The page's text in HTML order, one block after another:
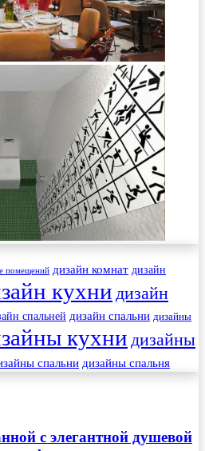
помещений дизайн комнат дизайн
кухни дизайн
спальней дизайн спальни дизайны
кухни дизайны
спальни дизайны спальня
с элегантной душевой